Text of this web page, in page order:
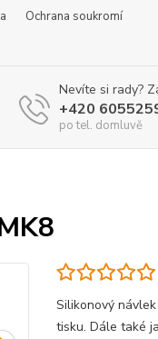
Ochrana soukromí
Nevíte si rady?
+420
po tel. domluvě
Silikonový
tisku. Dále také